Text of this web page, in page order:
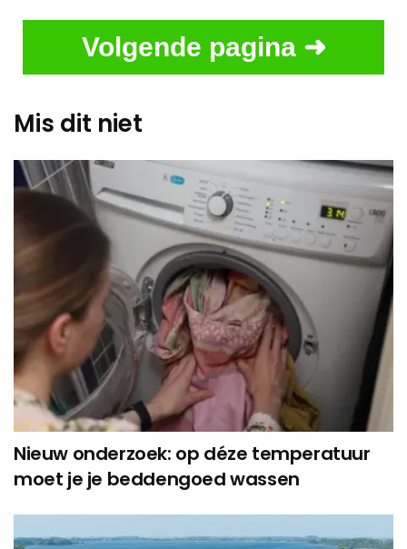
Volgende pagina ➜
Mis dit niet
Nieuw onderzoek: op déze temperatuur
moet je je beddengoed wassen